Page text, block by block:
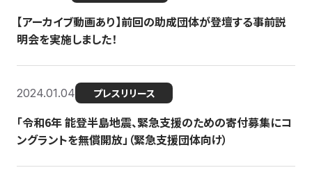
【アーカイブ動画あり】前回の助成団体が登壇する事前説
明会を実施しました！
2024.01.04 プレスリリース
「令和6年 能登半島地震、緊急支援のための寄付募集にコ
ングラントを無償開放」（緊急支援団体向け）